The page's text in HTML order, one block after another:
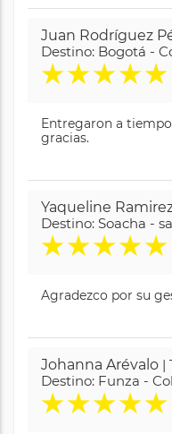
Juan Rodríguez
Destino: Bogotá -
★★★★★
Entregaron a
gracias.
Yaqueline
Destino: Soacha -
★★★★★
Agradezco por su
Johanna Arévalo |
Destino: Funza -
★★★★★